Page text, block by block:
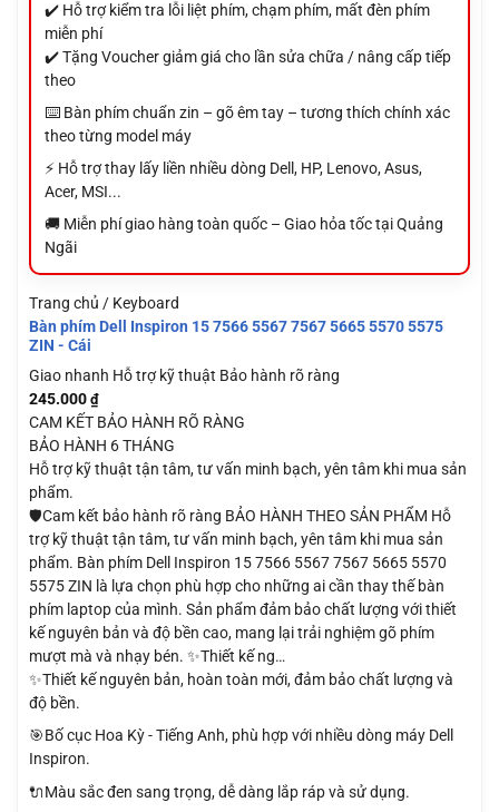
✔️ Hỗ trợ kiểm tra lỗi liệt phím, chạm phím, mất đèn phím
miễn phí
✔️ Tặng Voucher giảm giá cho lần sửa chữa / nâng cấp tiếp
theo
⌨️ Bàn phím chuẩn zin – gõ êm tay – tương thích chính xác
theo từng model máy
⚡ Hỗ trợ thay lấy liền nhiều dòng Dell, HP, Lenovo, Asus,
Acer, MSI...
🚚 Miễn phí giao hàng toàn quốc – Giao hỏa tốc tại Quảng
Ngãi
Trang chủ / Keyboard
Bàn phím Dell Inspiron 15 7566 5567 7567 5665 5570 5575
ZIN - Cái
Giao nhanh Hỗ trợ kỹ thuật Bảo hành rõ ràng
245.000 ₫
CAM KẾT BẢO HÀNH RÕ RÀNG
BẢO HÀNH 6 THÁNG
Hỗ trợ kỹ thuật tận tâm, tư vấn minh bạch, yên tâm khi mua sản
phẩm.
🛡️Cam kết bảo hành rõ ràng BẢO HÀNH THEO SẢN PHẨM Hỗ
trợ kỹ thuật tận tâm, tư vấn minh bạch, yên tâm khi mua sản
phẩm. Bàn phím Dell Inspiron 15 7566 5567 7567 5665 5570
5575 ZIN là lựa chọn phù hợp cho những ai cần thay thế bàn
phím laptop của mình. Sản phẩm đảm bảo chất lượng với thiết
kế nguyên bản và độ bền cao, mang lại trải nghiệm gõ phím
mượt mà và nhạy bén. ✨Thiết kế ng…
✨Thiết kế nguyên bản, hoàn toàn mới, đảm bảo chất lượng và
độ bền.
🎯Bố cục Hoa Kỳ - Tiếng Anh, phù hợp với nhiều dòng máy Dell
Inspiron.
🔌Màu sắc đen sang trọng, dễ dàng lắp ráp và sử dụng.